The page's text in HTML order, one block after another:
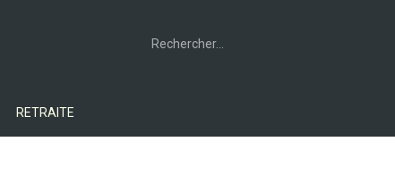
Rechercher :
RETRAITE